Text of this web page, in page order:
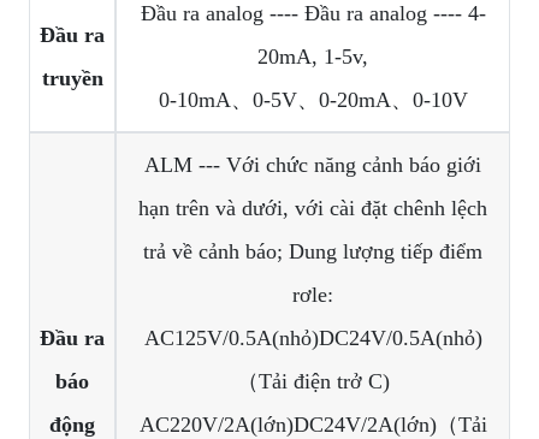
Đầu ra
truyền
Đầu ra analog ---- Đầu ra analog ---- 4-
20mA, 1-5v,
0-10mA、0-5V、0-20mA、0-10V
Đầu ra
báo
động
ALM --- Với chức năng cảnh báo giới
hạn trên và dưới, với cài đặt chênh lệch
trả về cảnh báo; Dung lượng tiếp điểm
rơle:
AC125V/0.5A(nhỏ)DC24V/0.5A(nhỏ)
（Tải điện trở C)
AC220V/2A(lớn)DC24V/2A(lớn)（Tải